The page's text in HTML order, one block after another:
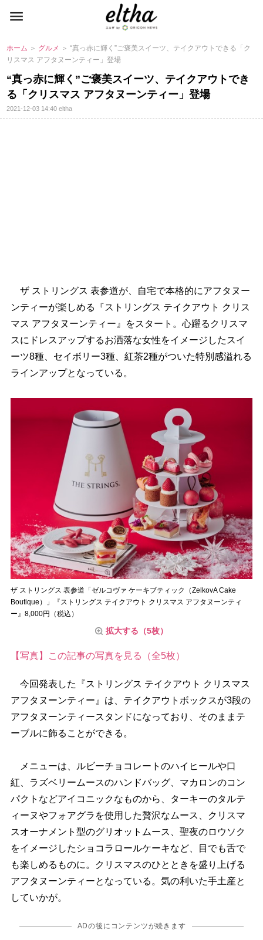
ホーム ＞ グルメ ＞ “真っ赤に輝く”ご褒美スイーツ、テイクアウトできる「ク
リスマス アフタヌーンティー」登場
“真っ赤に輝く”ご褒美スイーツ、テイクアウトでき
る「クリスマス アフタヌーンティー」登場
2021-12-03 14:40eltha
ザ ストリングス 表参道が、自宅で本格的にアフタヌー
ンティーが楽しめる『ストリングス テイクアウト クリス
マス アフタヌーンティー』をスタート。心躍るクリスマ
スにドレスアップするお洒落な女性をイメージしたスイ
ーツ8種、セイボリー3種、紅茶2種がついた特別感溢れる
ラインアップとなっている。
ザ ストリングス 表参道「ゼルコヴァ ケーキブティック（ZelkovA Cake
Boutique）」『ストリングス テイクアウト クリスマス アフタヌーンティ
ー』8,000円（税込）
拡大する（5枚）
【写真】この記事の写真を見る（全5枚）
今回発表した『ストリングス テイクアウト クリスマス
アフタヌーンティー』は、テイクアウトボックスが3段の
アフタヌーンティースタンドになっており、そのままテ
ーブルに飾ることができる。
メニューは、ルビーチョコレートのハイヒールや口
紅、ラズベリームースのハンドバッグ、マカロンのコン
パクトなどアイコニックなものから、ターキーのタルテ
ィーヌやフォアグラを使用した贅沢なムース、クリスマ
スオーナメント型のグリオットムース、聖夜のロウソク
をイメージしたショコラロールケーキなど、目でも舌で
も楽しめるものに。クリスマスのひとときを盛り上げる
アフタヌーンティーとなっている。気の利いた手土産と
していかが。
ADの後にコンテンツが続きます